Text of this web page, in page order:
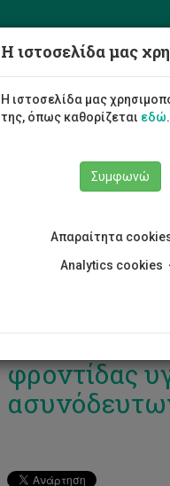
Ημερίδα:
φροντίδας
Η ιστοσελίδα μας
Η ιστοσελίδα μας
της, όπως καθορίζεται εδώ.
Συμφωνώ
Απαραίτητα
Analytics cookies